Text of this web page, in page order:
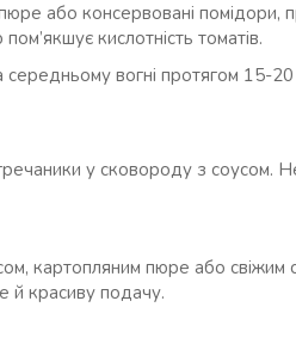
або консервовані помідори,
кислотність томатів.
середньому вогні протягом 15-
у сковороду з соусом.
картопляним пюре або свіжим
й красиву подачу.